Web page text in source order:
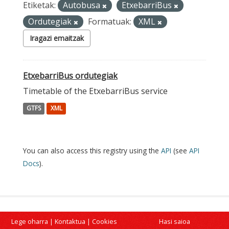
Etiketak: Autobusa
EtxebarriBus
Ordutegiak
Formatuak: XML
Iragazi emaitzak
EtxebarriBus ordutegiak
Timetable of the EtxebarriBus service
GTFS XML
You can also access this registry using the API (see API
Docs).
Lege oharra | Kontaktua | Cookies Hasi saioa